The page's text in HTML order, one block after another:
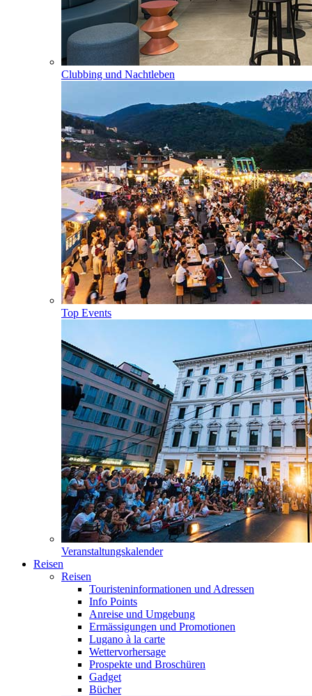
Clubbing und Nachtleben
Top Events
Veranstaltungskalender
Reisen
Reisen
Touristeninformationen und Adressen
Info Points
Anreise und Umgebung
Ermässigungen und Promotionen
Lugano à la carte
Wettervorhersage
Prospekte und Broschüren
Gadget
Bücher